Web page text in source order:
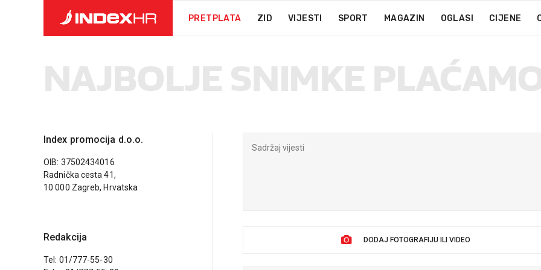
PRETPLATA ZID VIJESTI SPORT MAGAZIN OGLASI CIJENE
NAJBOLJE SNIMKE
Index promocija d.o.o.
OIB: 37502434016
Radnička cesta 41,
10 000 Zagreb, Hrvatska
Redakcija
Tel: 01/777-55-30
DODAJ FOTOGRAFIJU ILI VIDEO